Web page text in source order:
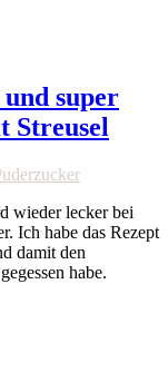
super
Streusel
wieder lecker bei
Ich habe das Rezept
damit den
habe.